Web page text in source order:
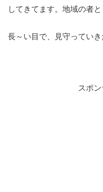
してきてます。地域の者と
長～い目で、見守っていき
スポ